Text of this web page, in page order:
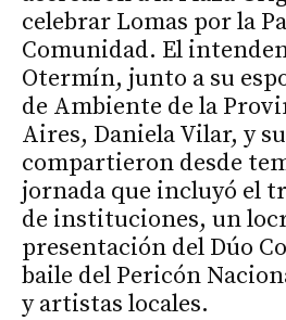
celebrar Lomas por la
Comunidad. El
Otermín, junto a su
de Ambiente de la
Aires, Daniela Vilar, y
compartieron desde
jornada que incluyó el
de instituciones, un
presentación del Dúo
baile del Pericón
y artistas locales.